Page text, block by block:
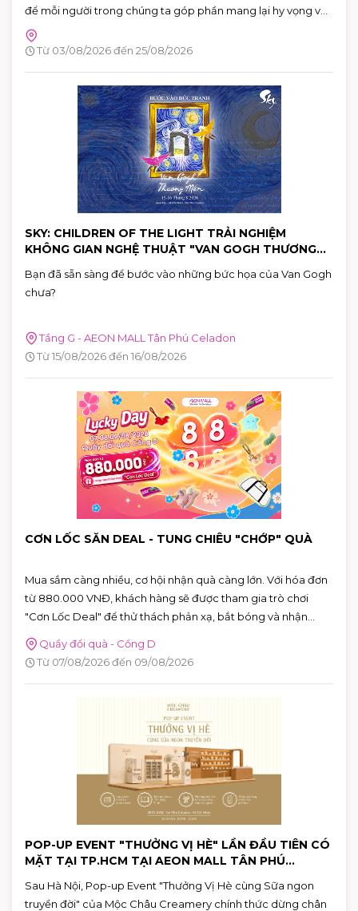
để mỗi người trong chúng ta góp phần mang lại hy vọng và
cứu sống những người bệnh đang cần máu trong cuộc
sống. Hãy đến tham gia và cùng lan tỏa thông điệp yêu
Từ 03/08/2026 đến 25/08/2026
SKY: CHILDREN OF THE LIGHT TRẢI NGHIỆM
KHÔNG GIAN NGHỆ THUẬT "VAN GOGH THƯƠNG
Bạn đã sẵn sàng để bước vào những bức họa của Van Gogh
chưa?
Tầng G - AEON MALL Tân Phú Celadon
Từ 15/08/2026 đến 16/08/2026
CƠN LỐC SĂN DEAL - TUNG CHIÊU "CHỚP" QUÀ
Mua sắm càng nhiều, cơ hội nhận quà càng lớn. Với hóa đơn
từ 880.000 VNĐ, khách hàng sẽ được tham gia trò chơi
"Cơn Lốc Deal" để thử thách phản xạ, bắt bóng và nhận
ngay những phần quà hấp dẫn tại AEON MALL Tân Phú
Celadon.
Quầy đổi quà - Cổng D
Từ 07/08/2026 đến 09/08/2026
POP-UP EVENT "THƯỞNG VỊ HÈ" LẦN ĐẦU TIÊN CÓ
MẶT TẠI TP.HCM TẠI AEON MALL TÂN PHÚ
Sau Hà Nội, Pop-up Event "Thưởng Vị Hè cùng Sữa ngon
truyền đời" của Mộc Châu Creamery chính thức dừng chân